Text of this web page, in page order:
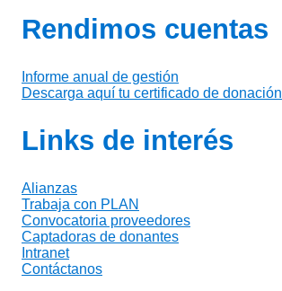
Rendimos cuentas
Informe anual de gestión
Descarga aquí tu certificado de donación
Links de interés
Alianzas
Trabaja con PLAN
Convocatoria proveedores
Captadoras de donantes
Intranet
Contáctanos